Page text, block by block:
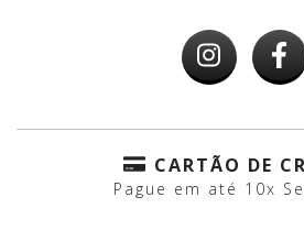
CARTÃO DE
Pague em até 10x